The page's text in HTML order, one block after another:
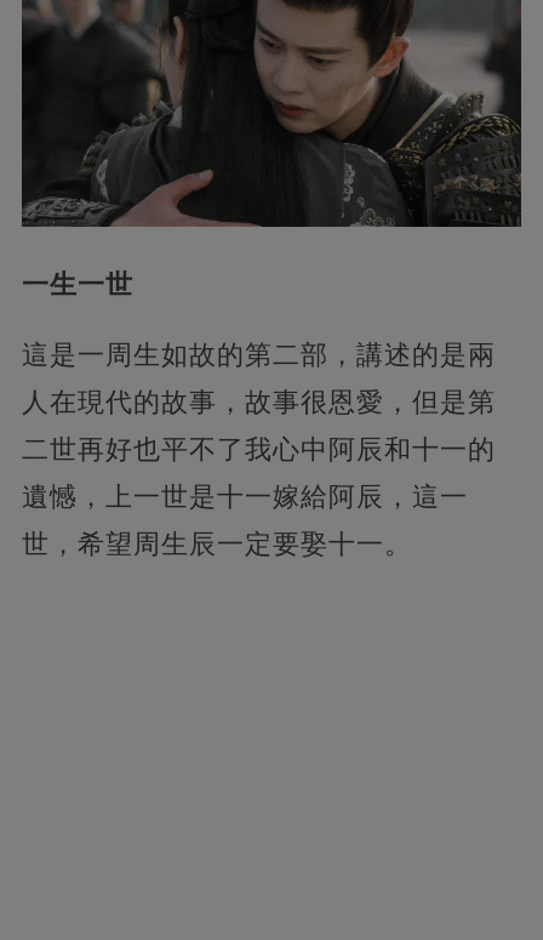
一生一世
這是一周生如故的第二部，講述的是兩
人在現代的故事，故事很恩愛，但是第
二世再好也平不了我心中阿辰和十一的
遺憾，上一世是十一嫁給阿辰，這一
世，希望周生辰一定要娶十一。